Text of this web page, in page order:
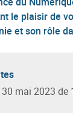
le plaisir de
et son rôle
30 mai 2023 de